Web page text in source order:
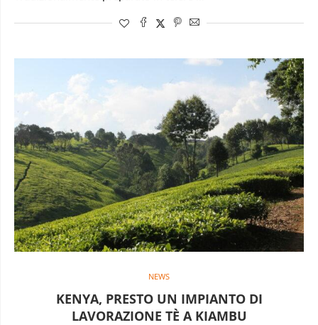
NEWS
KENYA, PRESTO UN IMPIANTO DI
LAVORAZIONE TÈ A KIAMBU